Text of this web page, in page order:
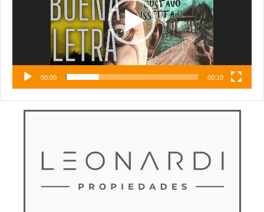
00:00 00:10